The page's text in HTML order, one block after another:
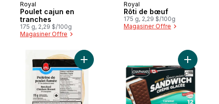
Préparé au Canada
Royal
Poulet cajun en
tranches
175 g, 2,29 $/100g
Magasiner Offre
Préparé au Canada
Royal
Rôti de bœuf
175 g, 2,29 $/100g
Magasiner Offre
Ajouter Poitrine de poulet fumée enAjouter